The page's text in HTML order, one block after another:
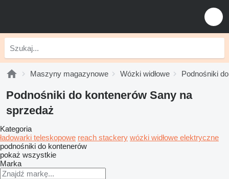
Maszyny magazynowe Wózki widłowe Podnośniki
Podnośniki do kontenerów Sany na
sprzedaż
Kategoria
ładowarki teleskopowe reach stackery wózki widłowe elektryczne
podnośniki do kontenerów
pokaż wszystkie
Marka